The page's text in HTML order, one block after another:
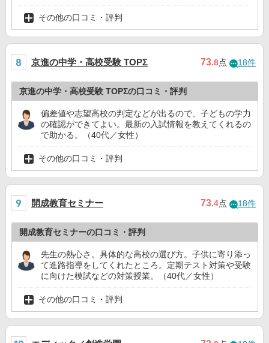
その他の口コミ・評判
京進の中学・高校受験 TOPΣ 73.8点 18件
京進の中学・高校受験 TOPΣの口コミ・評判
偏差値や志望高校の判定などが出るので、子どもの学力
の確認ができてよい。最新の入試情報を教えてくれるの
で助かる。（40代／女性）
その他の口コミ・評判
開成教育セミナー 73.4点 18件
開成教育セミナーの口コミ・評判
先生の熱心さ。具体的な高校の選び方。子供に寄り添っ
て進路指導をしてくれたところ。定期テスト対策や受験
に向けた模試などの対策授業。（40代／女性）
その他の口コミ・評判